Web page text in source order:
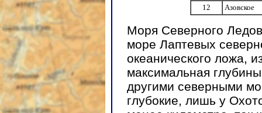
12
Азовское
Моря Северного
море Лаптевых
океанического ложа,
максимальная
другими северными
глубокие, лишь у